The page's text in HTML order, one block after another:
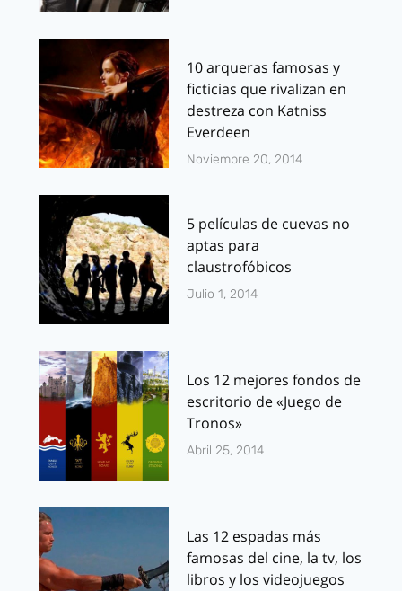
10 arqueras famosas y
ficticias que rivalizan en
destreza con Katniss
Everdeen
Noviembre 20, 2014
5 películas de cuevas no
aptas para
claustrofóbicos
Julio 1, 2014
Los 12 mejores fondos de
escritorio de «Juego de
Tronos»
Abril 25, 2014
Las 12 espadas más
famosas del cine, la tv, los
libros y los videojuegos